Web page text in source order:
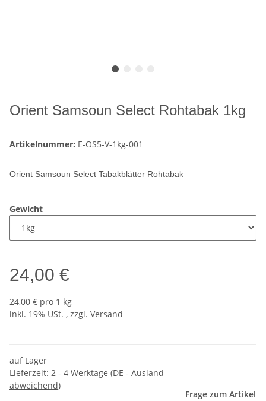
Orient Samsoun Select Rohtabak 1kg
Artikelnummer: E-OS5-V-1kg-001
Orient Samsoun Select Tabakblätter Rohtabak
Gewicht
24,00 €
24,00 € pro 1 kg
inkl. 19% USt. , zzgl. Versand
auf Lager
Lieferzeit: 2 - 4 Werktage (DE - Ausland
abweichend)
Frage zum Artikel